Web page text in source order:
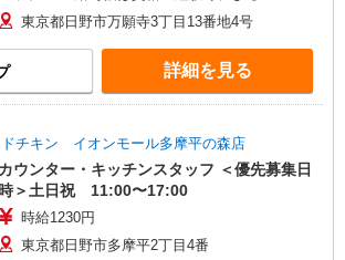
東京都日野市万願寺3丁目13番地4号
詳細を見る
チキン イオンモール多摩平の森店
カウンター・キッチンスタッフ ＜優先募集日
時＞土日祝 11:00〜17:00
時給1230円
東京都日野市多摩平2丁目4番